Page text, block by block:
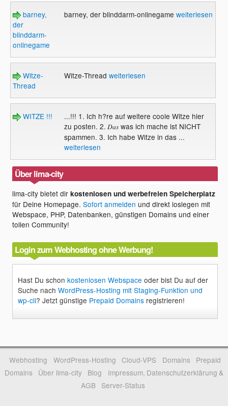
barney,
der
blinddarm-
onlinegame
barney, der blinddarm-onlinegame weiterlesen
Witze-
Thread
Witze-Thread weiterlesen
WITZE !!!
...!!! 1. Ich h?re auf weitere coole Witze hier
zu posten. 2. Daswas ich mache ist NICHT
spammen. 3. Ich habe Witze in das ...
weiterlesen
Über lima-city
lima-city bietet dirkostenlosen und werbefreien Speicherplatz
für Deine Homepage.Sofort anmelden und direkt loslegen mit
Webspace, PHP, Datenbanken, günstigen Domains und einer
tollen Community!
Login zum Webhosting ohne Werbung!
Hast Du schonkostenlosen Webspace oder bist Du auf der
Suche nachWordPress-Hosting mit Staging-Funktion und
wp-cli? Jetzt günstige Prepaid Domains registrieren!
Webhosting WordPress-Hosting Cloud-VPS Domains
Prepaid
Domains
Über lima-city Blog
Impressum, Datenschutzerklärung &
AGB
Server-Status